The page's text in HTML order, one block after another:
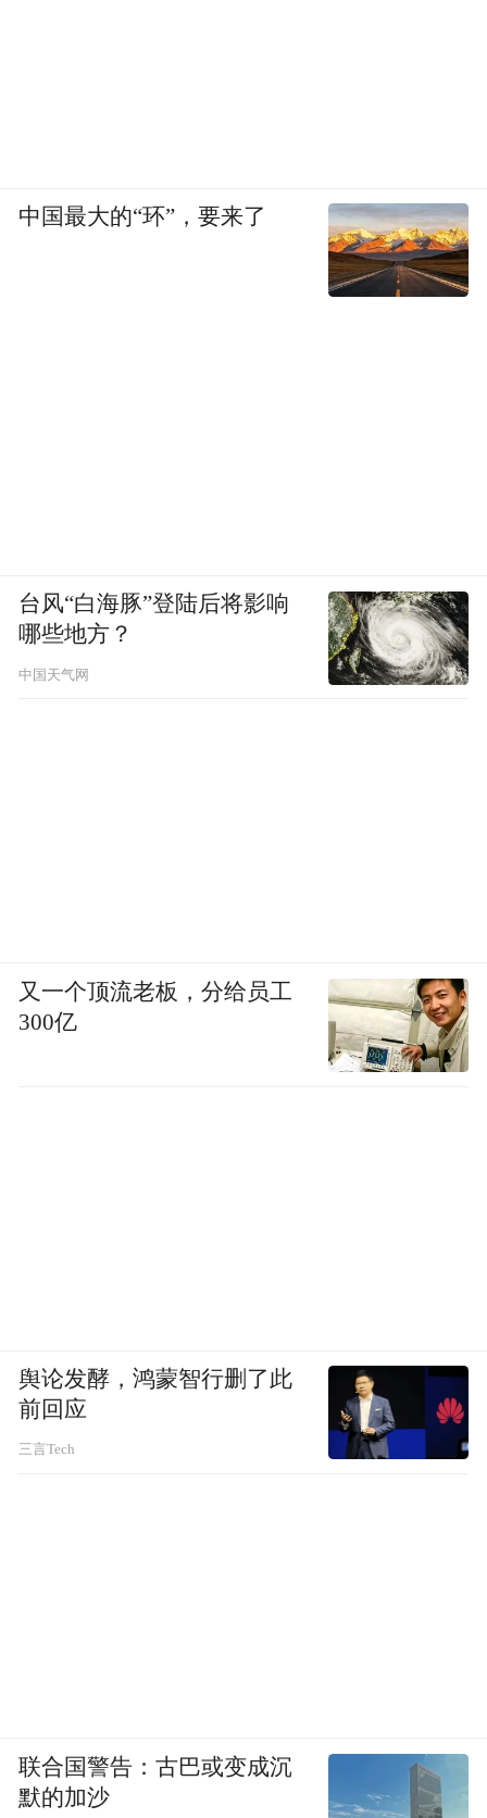
中国最大的“环”，要来了
台风“白海豚”登陆后将影响
哪些地方？
中国天气网
又一个顶流老板，分给员工
300亿
舆论发酵，鸿蒙智行删了此
前回应
三言Tech
联合国警告：古巴或变成沉
默的加沙